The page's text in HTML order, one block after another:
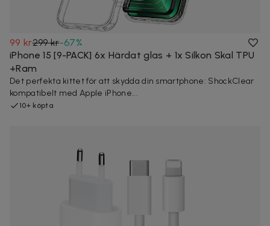
99 kr299 kr-67%
iPhone 15 [9-PACK] 6x Härdat glas + 1x Silkon Skal TPU
+Ram
Det perfekta kittet för att skydda din smartphone: ShockClear
kompatibelt med Apple iPhone...
10+ köpta